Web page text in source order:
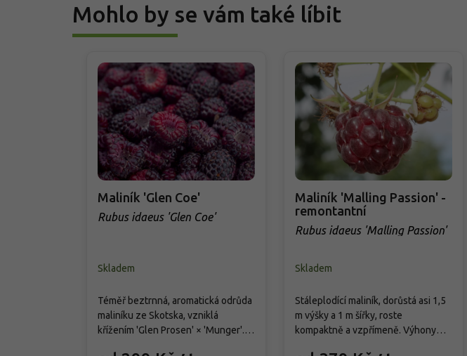
Mohlo by se vám také líbit
Maliník 'Glen Coe'
Rubus idaeus 'Glen Coe'
Skladem
Téměř beztrnná, aromatická odrůda
maliníku ze Skotska, vzniklá
křížením 'Glen Prosen' × 'Munger'.
Maliník 'Malling Passion' -
remontantní
Rubus idaeus 'Malling Passion'
Skladem
Stáleplodící maliník, dorůstá asi 1,5
m výšky a 1 m šířky, roste
kompaktně a vzpřímeně. Výhony